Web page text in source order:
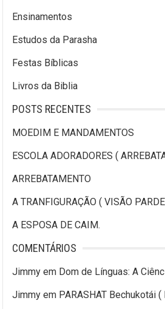
Ensinamentos
Estudos da Parasha
Festas Bíblicas
Livros da Biblia
POSTS RECENTES
MOEDIM E MANDAMENTOS
ESCOLA ADORADORES (
ARREBATAMENTO
A TRANFIGURAÇÃO ( VISÃO
A ESPOSA DE CAIM.
COMENTÁRIOS
Jimmy em Dom de Línguas: A
Jimmy em PARASHAT Bechukotái